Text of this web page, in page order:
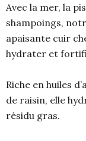
Avec la mer, la
shampoings,
apaisante cuir
hydrater et
Riche en huiles
de raisin, elle
résidu gras.